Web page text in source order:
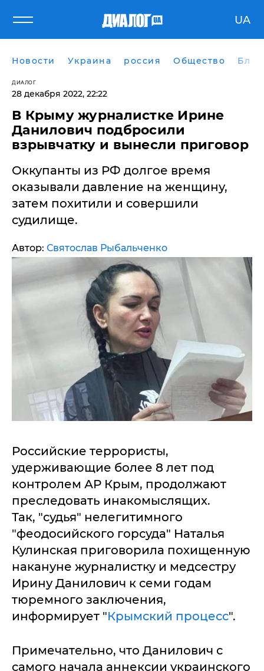
UA
Новости Украина россия Общество
ДИАЛОГ
28 декабря 2022, 22:22
В Крыму журналистке Ирине
Данилович подбросили
взрывчатку и вынесли приговор
Оккупанты из РФ долгое время
оказывали давление на женщину,
затем похитили и совершили
судилище.
Автор: Святослав Рыбальченко
Российские террористы,
удерживающие более 8 лет под
контролем АР Крым, продолжают
преследовать инакомыслящих.
Так, "судья" нелегитимного
"феодосийского горсуда" Наталья
Кулинская приговорила похищенную
накануне журналистку и медсестру
Ирину Данилович к семи годам
тюремного заключения,
информирует "Крымский процесс".
Примечательно, что Данилович с
самого начала аннексии украинского